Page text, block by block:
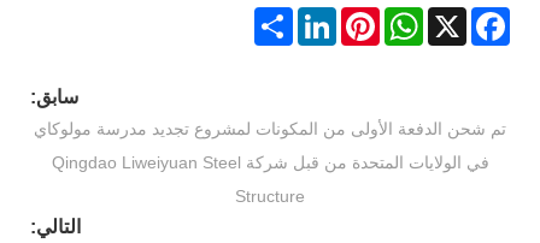
Facebook
X
WhatsApp
Pinterest
LinkedIn
Share
سابق:
تم شحن الدفعة الأولى من المكونات لمشروع تجديد مدرسة مولوكاي
في الولايات المتحدة من قبل شركة Qingdao Liweiyuan Steel
Structure
التالي: